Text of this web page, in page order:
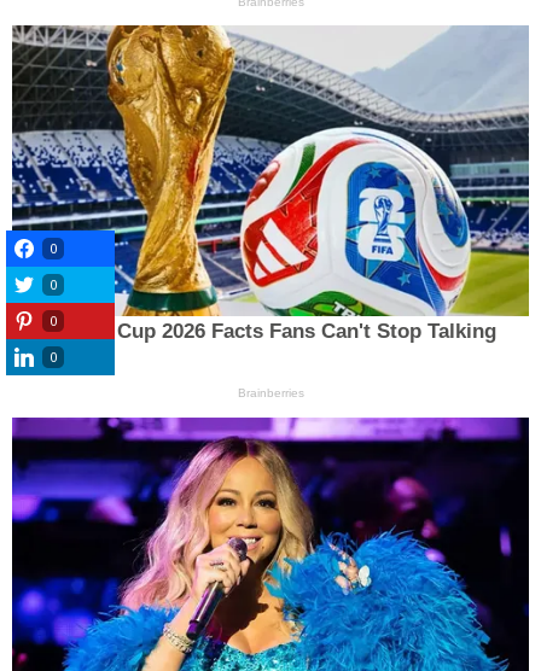
0
0
0
0